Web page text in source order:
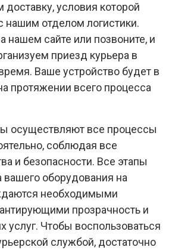
доставку, условия которой
нашим отделом логистики.
нашем сайте или позвоните, и
приезд курьера в
Ваше устройство будет в
протяжении всего процесса
осуществляют все процессы
соблюдая все
и безопасности. Все этапы
вашего оборудования на
необходимыми
прозрачность и
услуг. Чтобы воспользоваться
службой, достаточно